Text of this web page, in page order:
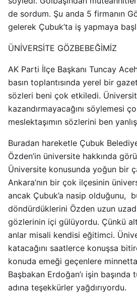
de sordum. Şu anda 5 firmanın
gelerek Çubuk’ta iş yapmaya
ÜNİVERSİTE GÖZBEBEĞİMİZ
AK Parti İlçe Başkanı Tuncay
basın toplantısında yerel bir
sözleri beni çok etkiledi.
kazandırmayacağını söylemesi
meslektaşımın sözlerini ben yanlış
Buradan hareketle Çubuk
Özden’in üniversite hakkında
Üniversite konusunda yoğun bir
Ankara’nın bir çok ilçesinin
ancak Çubuk’a nasip olduğunu,
döndürdüklerini Özden uzun
gözlerinin içi gülüyordu. Çünkü
anlar misali kendisi eğitimci.
katacağını saatlerce konuşsa
konuda emeği geçenlere
Başbakan Erdoğan’ı işin
adına teşekkürler yağdırıyordu.